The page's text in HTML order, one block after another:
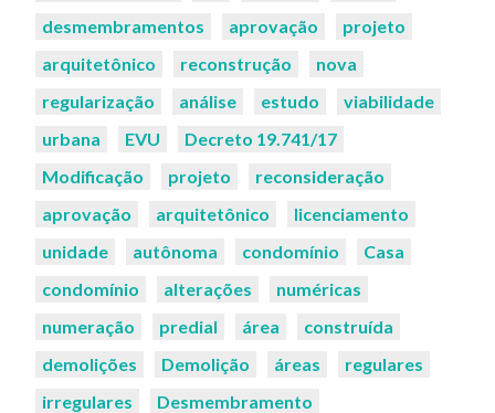
desmembramentos
aprovação
projeto
arquitetônico
reconstrução
nova
regularização
análise estudo
viabilidade
urbana
EVU
Decreto 19.741/17
Modificação
projeto
reconsideração
aprovação
arquitetônico
licenciamento
unidade
autônoma condomínio
Casa
condomínio
alterações
numéricas
numeração
predial área
construída
demolições
Demolição áreas
regulares
irregulares
Desmembramento